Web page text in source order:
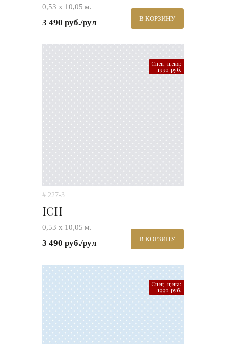
0,53 х 10,05 м.
3 490 руб./рул В КОРЗИНУ
Спец. цена:
1990 руб.
# 227-3
ICH
0,53 х 10,05 м.
3 490 руб./рул В КОРЗИНУ
Спец. цена:
1990 руб.